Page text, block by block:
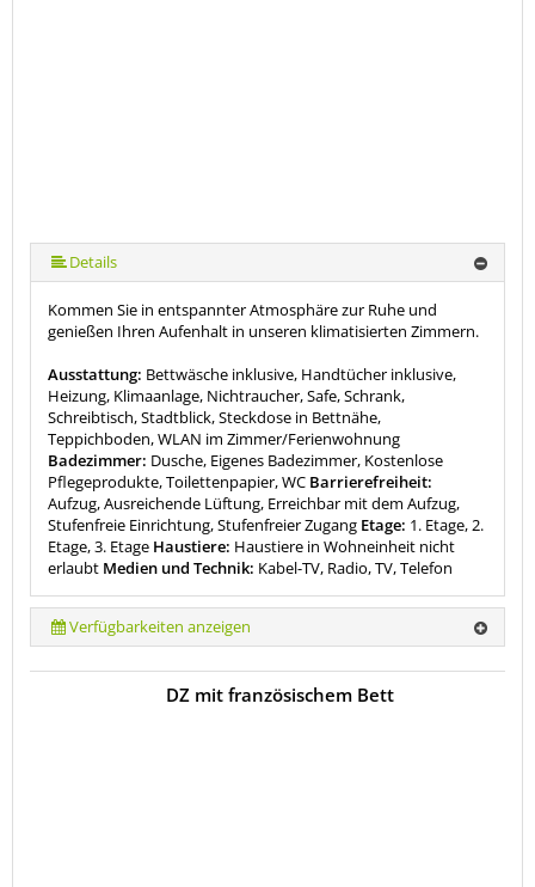
Details
Kommen Sie in entspannter Atmosphäre zur Ruhe und
genießen Ihren Aufenhalt in unseren klimatisierten Zimmern.
Ausstattung: Bettwäsche inklusive, Handtücher inklusive,
Heizung, Klimaanlage, Nichtraucher, Safe, Schrank,
Schreibtisch, Stadtblick, Steckdose in Bettnähe,
Teppichboden, WLAN im Zimmer/Ferienwohnung
Badezimmer: Dusche, Eigenes Badezimmer, Kostenlose
Pflegeprodukte, Toilettenpapier, WC Barrierefreiheit:
Aufzug, Ausreichende Lüftung, Erreichbar mit dem Aufzug,
Stufenfreie Einrichtung, Stufenfreier Zugang Etage: 1. Etage, 2.
Etage, 3. Etage Haustiere: Haustiere in Wohneinheit nicht
erlaubt Medien und Technik: Kabel-TV, Radio, TV, Telefon
Verfügbarkeiten anzeigen
DZ mit französischem Bett